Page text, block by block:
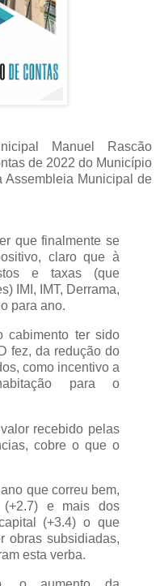
Manuel Rascão
de 2022 do Município
Municipal de
que finalmente se
claro que à
e taxas (que
IMI, IMT, Derrama,
para ano.
cabimento ter sido
fez, da redução do
como incentivo a
para o
recebido pelas
cobre o que o
que correu bem,
(+2.7) e mais dos
(+3.4) o que
obras subsidiadas,
esta verba.